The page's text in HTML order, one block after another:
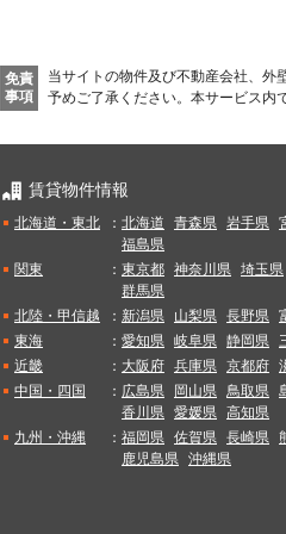
免責
事項
当サイトの物件及び不動産会社、外
予めご了承ください。 本サービス内
賃貸物件情報
北海道・東北 ： 北海道 青森県 岩手県
福島県
関東
： 東京都 神奈川県 埼玉県
群馬県
北陸・甲信越
： 新潟県 山梨県 長野県
東海
： 愛知県 岐阜県 静岡県
近畿
： 大阪府 兵庫県 京都府
中国・四国
： 広島県 岡山県 鳥取県
香川県 愛媛県 高知県
九州・沖縄
： 福岡県 佐賀県 長崎県
鹿児島県 沖縄県